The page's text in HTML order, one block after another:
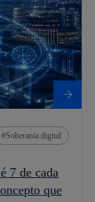
Soberanía digital
7 de cada
que